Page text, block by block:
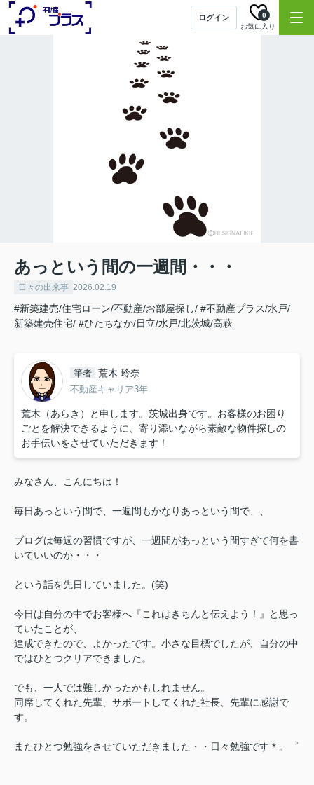
ログイン
お気に入り
0
あっという間の一週間・・・
日々の出来事 2026.02.19
#新築建売/住宅ローン/不動産/お部屋探し/ #不動産プラス/水戸/
新築建売住宅/ #ひたちなか/日立/水戸/北茨城/高萩
筆者 荒木 玲奈
不動産キャリア3年
荒木（あらき）と申します。茨城出身です。お客様のお困り
ごとを解決できるように、寄り添いながら素敵な物件探しの
お手伝いをさせていただきます！
みなさん、こんにちは！
毎日あっという間で、一週間もかなりあっという間で、、
ブログは毎週の習慣ですが、一週間があっという間すぎて何を書
いていいのか・・・
という話を先日していました。(笑)
今日は自分の中でお客様へ『これはきちんと伝えよう！』と思っ
ていたことが、
達成できたので、よかったです。小さな目標でしたが、自分の中
ではひとつクリアできました。
でも、一人では難しかったかもしれません。
同席してくれた先輩、サポートしてくれた社長、先輩に感謝で
す。
またひとつ勉強をさせていただきました・・日々勉強です＊。゜